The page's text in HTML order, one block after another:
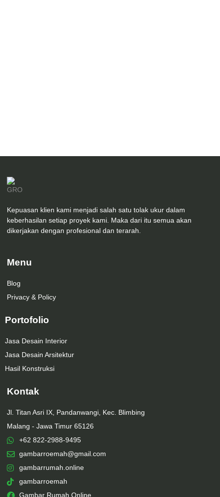
Kepuasan klien kami menjadi salah satu tolak ukur dalam
keberhasilan setiap proyek kami. Maka dari itu semua akan
dikerjakan dengan profesional dan terarah.
Menu
Blog
Privacy & Policy
Portofolio
Jasa Desain Interior
Jasa Desain Arsitektur
Hasil Konstruksi
Kontak
Jl. Titan Asri IX, Pandanwangi, Kec. Blimbing
Malang - Jawa Timur 65126
+62 822-2988-9495
gambarroemah@gmail.com
gambarrumah.online
gambarroemah
Gambar Rumah Online